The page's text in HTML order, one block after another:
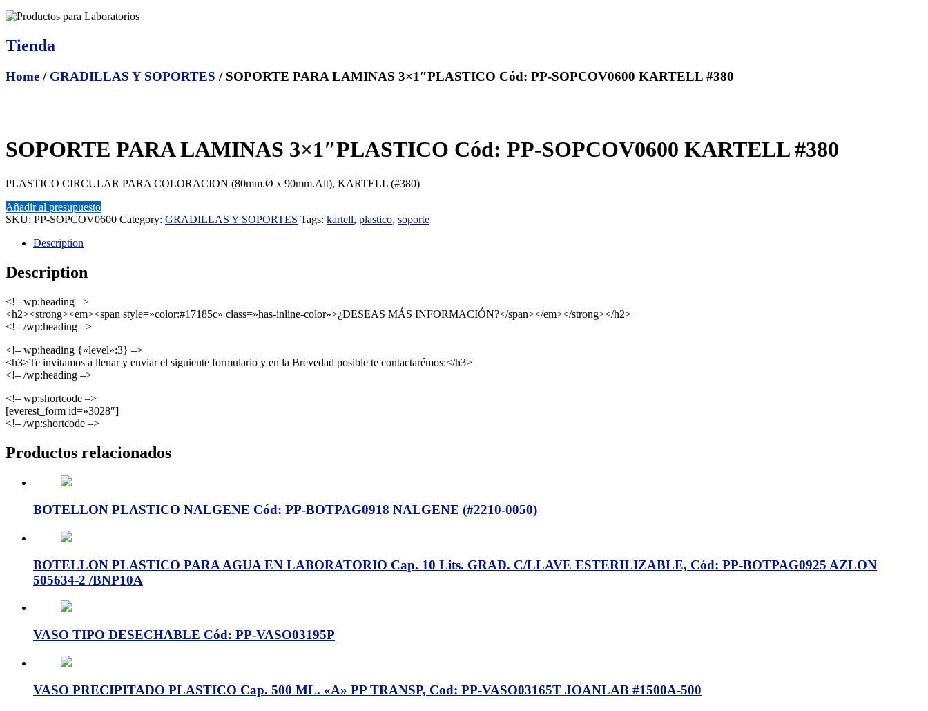
Tienda
Home / GRADILLAS Y SOPORTES / SOPORTE PARA LAMINAS 3×1″PLASTICO Cód: PP-SOPCOV0600 KARTELL #380
SOPORTE PARA LAMINAS 3×1″PLASTICO Cód: PP-SOPCOV0600 KARTELL #380
PLASTICO CIRCULAR PARA COLORACION (80mm.Ø x 90mm.Alt), KARTELL (#380)
Añadir al presupuesto
SKU: PP-SOPCOV0600 Category: GRADILLAS Y SOPORTES Tags: kartell, plastico, soporte
Description
Description
<!– wp:heading –>
<h2><strong><em><span style=»color:#17185c» class=»has-inline-color»>¿DESEAS MÁS INFORMACIÓN?</span></em></strong></h2>
<!– /wp:heading –>
<!– wp:heading {«level»:3} –>
<h3>Te invitamos a llenar y enviar el siguiente formulario y en la Brevedad posible te contactarémos:</h3>
<!– /wp:heading –>
<!– wp:shortcode –>
[everest_form id=»3028″]
<!– /wp:shortcode –>
Productos relacionados
BOTELLON PLASTICO NALGENE Cód: PP-BOTPAG0918 NALGENE (#2210-0050)
BOTELLON PLASTICO PARA AGUA EN LABORATORIO Cap. 10 Lits. GRAD. C/LLAVE ESTERILIZABLE, Cód: PP-BOTPAG0925 AZLON
505634-2 /BNP10A
VASO TIPO DESECHABLE Cód: PP-VASO03195P
VASO PRECIPITADO PLASTICO Cap. 500 ML. «A» PP TRANSP, Cod: PP-VASO03165T JOANLAB #1500A-500